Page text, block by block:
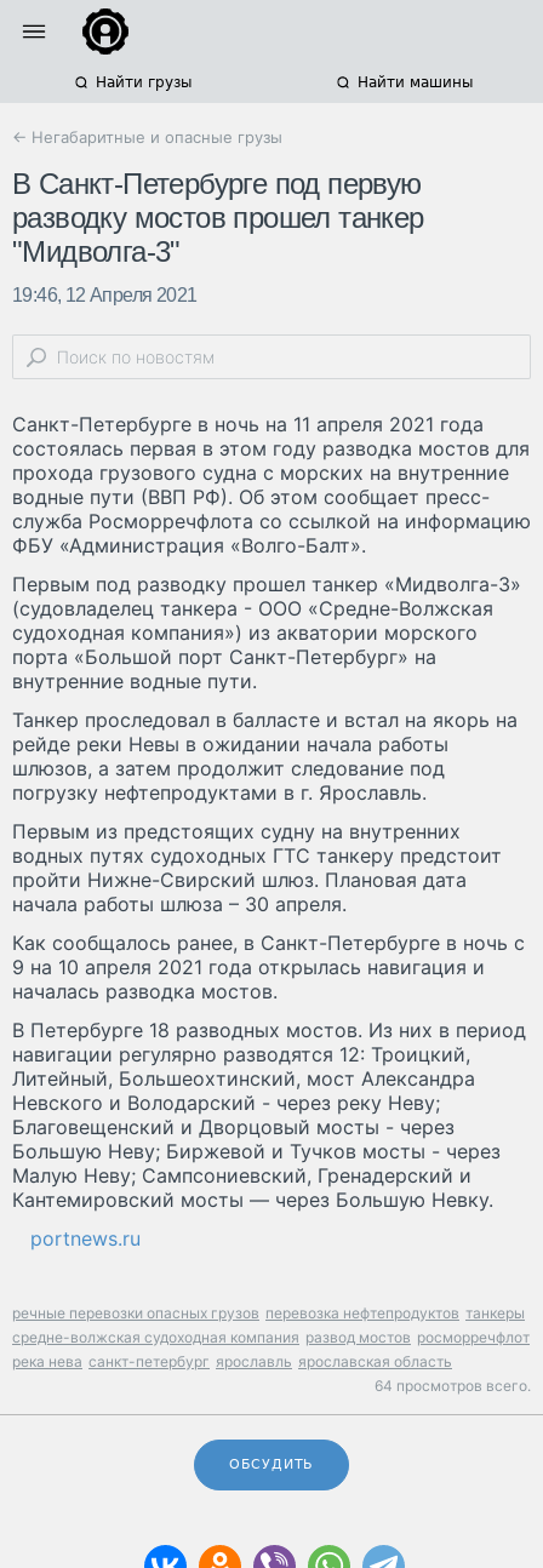
Найти грузы Найти машины
← Негабаритные и опасные грузы
В Санкт-Петербурге под первую
разводку мостов прошел танкер
"Мидволга-3"
19:46, 12 Апреля 2021
Санкт-Петербурге в ночь на 11 апреля 2021 года
состоялась первая в этом году разводка мостов для
прохода грузового судна с морских на внутренние
водные пути (ВВП РФ). Об этом сообщает пресс-
служба Росморречфлота со ссылкой на информацию
ФБУ «Администрация «Волго-Балт».
Первым под разводку прошел танкер «Мидволга-3»
(судовладелец танкера - ООО «Средне-Волжская
судоходная компания») из акватории морского
порта «Большой порт Санкт-Петербург» на
внутренние водные пути.
Танкер проследовал в балласте и встал на якорь на
рейде реки Невы в ожидании начала работы
шлюзов, а затем продолжит следование под
погрузку нефтепродуктами в г. Ярославль.
Первым из предстоящих судну на внутренних
водных путях судоходных ГТС танкеру предстоит
пройти Нижне-Свирский шлюз. Плановая дата
начала работы шлюза – 30 апреля.
Как сообщалось ранее, в Санкт-Петербурге в ночь с
9 на 10 апреля 2021 года открылась навигация и
началась разводка мостов.
В Петербурге 18 разводных мостов. Из них в период
навигации регулярно разводятся 12: Троицкий,
Литейный, Большеохтинский, мост Александра
Невского и Володарский - через реку Неву;
Благовещенский и Дворцовый мосты - через
Большую Неву; Биржевой и Тучков мосты - через
Малую Неву; Сампсониевский, Гренадерский и
Кантемировский мосты — через Большую Невку.
portnews.ru
речные перевозки опасных грузов перевозка нефтепродуктов танкеры
средне-волжская судоходная компания развод мостов росморречфлот
река нева санкт-петербург ярославль ярославская область
64 просмотров всего.
ОБСУДИТЬ